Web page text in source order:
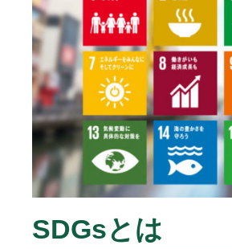
SDGsとは